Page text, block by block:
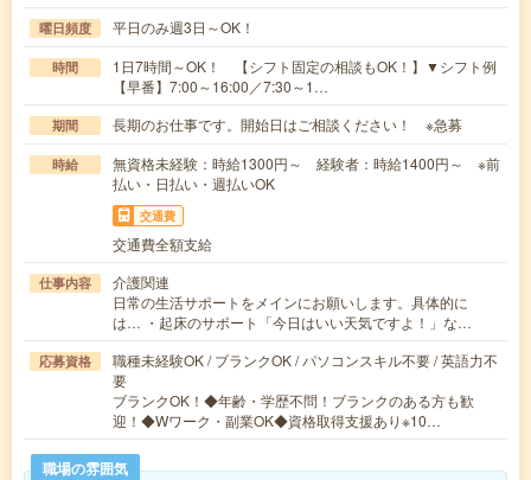
曜日頻度 平日のみ週3日～OK！
時間
1日7時間～OK！ 【シフト固定の相談もOK！】▼シフト例
【早番】7:00～16:00／7:30～1…
期間 長期のお仕事です。開始日はご相談ください！ ※急募
時給
無資格未経験：時給1300円～ 経験者：時給1400円～ ※前
払い・日払い・週払いOK
交通費
交通費全額支給
仕事内容
介護関連
日常の生活サポートをメインにお願いします。具体的に
は… ・起床のサポート「今日はいい天気ですよ！」な…
応募資格
職種未経験OK / ブランクOK / パソコンスキル不要 / 英語力不
要
ブランクOK！◆年齢・学歴不問！ブランクのある方も歓
迎！◆Wワーク・副業OK◆資格取得支援あり※10…
職場の雰囲気